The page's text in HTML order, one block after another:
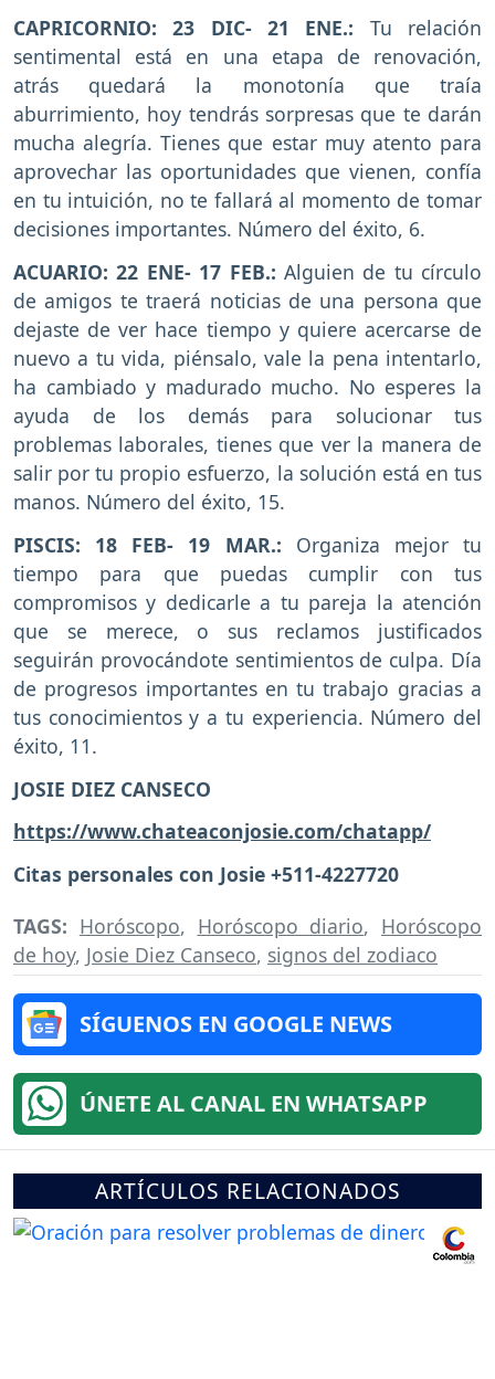
CAPRICORNIO: 23 DIC- 21 ENE.: Tu relación
sentimental está en una etapa de renovación,
atrás quedará la monotonía que traía
aburrimiento, hoy tendrás sorpresas que te darán
mucha alegría. Tienes que estar muy atento para
aprovechar las oportunidades que vienen, confía
en tu intuición, no te fallará al momento de tomar
decisiones importantes. Número del éxito, 6.
ACUARIO: 22 ENE- 17 FEB.: Alguien de tu círculo
de amigos te traerá noticias de una persona que
dejaste de ver hace tiempo y quiere acercarse de
nuevo a tu vida, piénsalo, vale la pena intentarlo,
ha cambiado y madurado mucho. No esperes la
ayuda de los demás para solucionar tus
problemas laborales, tienes que ver la manera de
salir por tu propio esfuerzo, la solución está en tus
manos. Número del éxito, 15.
PISCIS: 18 FEB- 19 MAR.: Organiza mejor tu
tiempo para que puedas cumplir con tus
compromisos y dedicarle a tu pareja la atención
que se merece, o sus reclamos justificados
seguirán provocándote sentimientos de culpa. Día
de progresos importantes en tu trabajo gracias a
tus conocimientos y a tu experiencia. Número del
éxito, 11.
JOSIE DIEZ CANSECO
https://www.chateaconjosie.com/chatapp/
Citas personales con Josie +511-4227720
TAGS: Horóscopo, Horóscopo diario, Horóscopo
de hoy, Josie Diez Canseco, signos del zodiaco
SÍGUENOS EN GOOGLE NEWS
ÚNETE AL CANAL EN WHATSAPP
ARTÍCULOS RELACIONADOS